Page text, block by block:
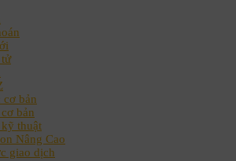
cơ bản
bản
kỹ thuật
Nâng Cao
giao dịch